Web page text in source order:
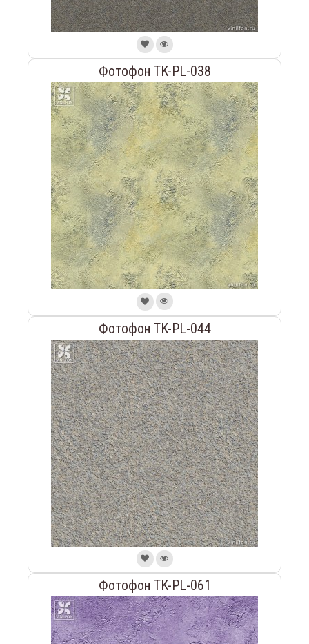
Фотофон TK-PL-038
Фотофон TK-PL-044
Фотофон TK-PL-061